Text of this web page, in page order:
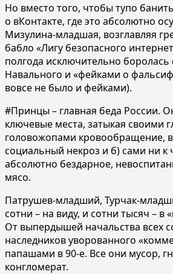
Но вместо того, чтобы тупо
о вКонтакте, где это абсолютно
Мизулина-младшая, возглавляя
бабло «Лигу безопасного
полгода исключительно боролась
Навального и «фейками о
вовсе не было и фейками).
#Принцы – главная беда России.
ключевые места, затыкая своими
головожопами кровообращение,
социальный некроз и б) сами ни к
абсолютно бездарное,
мясо.
Патрушев-младший, Турчак-
сотни – на виду, и сотни тысяч – в
От выпердышей начальства всех
наследников уворованного
папашами в 90-е. Все они мусор,
конгломерат.